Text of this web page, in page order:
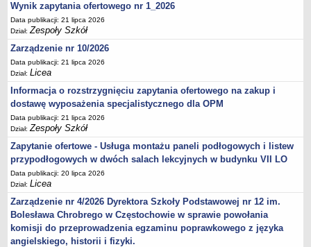
Wynik zapytania ofertowego nr 1_2026
Data publikacji: 21 lipca 2026
Dział:Zespoły Szkół
Zarządzenie nr 10/2026
Data publikacji: 21 lipca 2026
Dział:Licea
Informacja o rozstrzygnięciu zapytania ofertowego na zakup i
dostawę wyposażenia specjalistycznego dla OPM
Data publikacji: 21 lipca 2026
Dział:Zespoły Szkół
Zapytanie ofertowe - Usługa montażu paneli podłogowych i listew
przypodłogowych w dwóch salach lekcyjnych w budynku VII LO
Data publikacji: 20 lipca 2026
Dział:Licea
Zarządzenie nr 4/2026 Dyrektora Szkoły Podstawowej nr 12 im.
Bolesława Chrobrego w Częstochowie w sprawie powołania
komisji do przeprowadzenia egzaminu poprawkowego z języka
angielskiego, historii i fizyki.